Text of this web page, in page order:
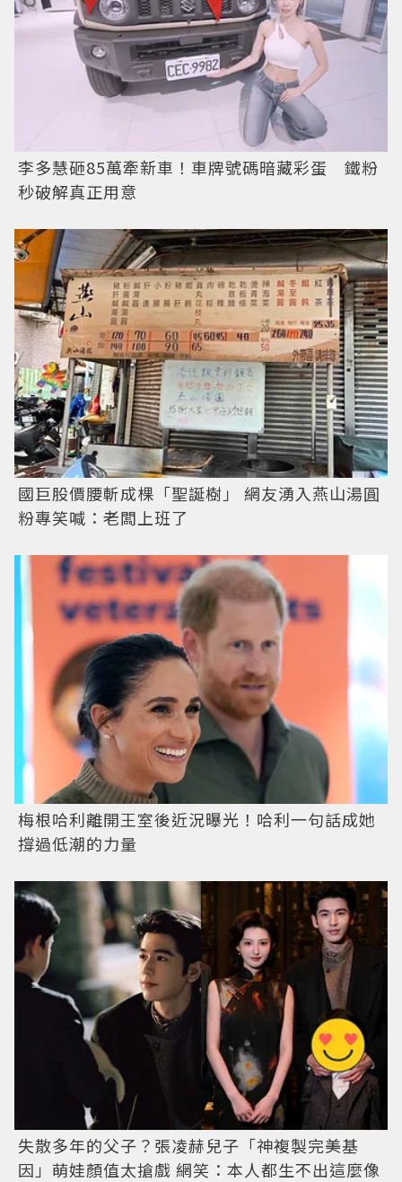
李多慧砸85萬牽新車！車牌號碼暗藏彩蛋 鐵粉
秒破解真正用意
國巨股價腰斬成棵「聖誕樹」 網友湧入燕山湯圓
粉專笑喊：老闆上班了
梅根哈利離開王室後近況曝光！哈利一句話成她
撐過低潮的力量
失散多年的父子？張凌赫兒子「神複製完美基
因」萌娃顏值太搶戲 網笑：本人都生不出這麼像